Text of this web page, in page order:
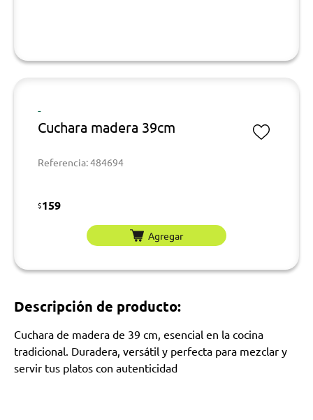
-
Cuchara madera 39cm
Referencia: 484694
$159
Agregar
Descripción de producto:
Cuchara de madera de 39 cm, esencial en la cocina
tradicional. Duradera, versátil y perfecta para mezclar y
servir tus platos con autenticidad